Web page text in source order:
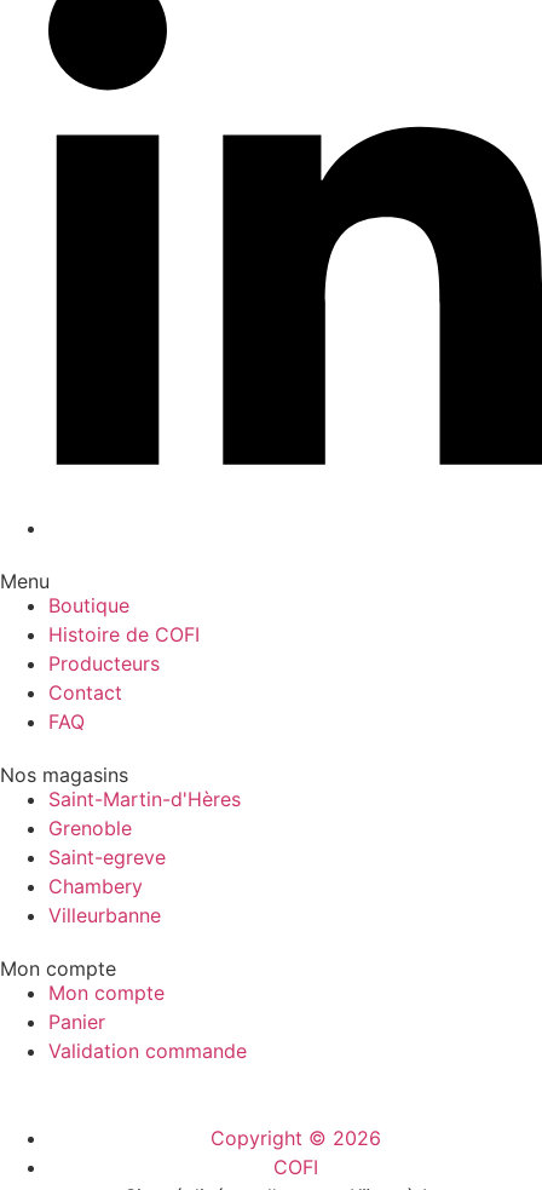
Menu
Boutique
Histoire de COFI
Producteurs
Contact
FAQ
Nos magasins
Saint-Martin-d'Hères
Grenoble
Saint-egreve
Chambery
Villeurbanne
Mon compte
Mon compte
Panier
Validation commande
Copyright © 2026
COFI